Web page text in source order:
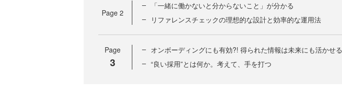
Page 2
「一緒に働かないと分からないこと」が分かる
リファレンスチェックの理想的な設計と効率的な運用法
Page
3
オンボーディングにも有効?! 得られた情報は未来にも活かせる
“良い採用”とは何か。考えて、手を打つ